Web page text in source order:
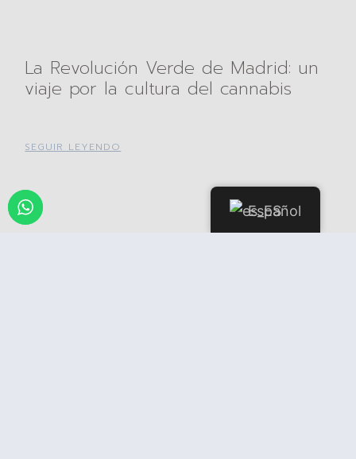
La Revolución Verde de Madrid: un
viaje por la cultura del cannabis
SEGUIR LEYENDO
Español